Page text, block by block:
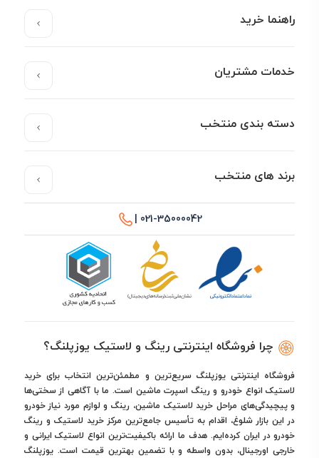
راهنما خرید
خدمات مشتریان
دسته بندی منتخب
برند های منتخب
021-35000042 |
چرا فروشگاه اینترنتی رینگ و لاستیک یوزپلنگ؟
فروشگاه اینترنتی یوزپلنگ سریع‌ترین و مطمئن‌ترین انتخاب برای خرید
لاستیک انواع خودرو و رینگ اسپرت ماشین است. ما با آگاهی از سختی‌ها
و پیچیدگی‌های مراحل خرید لاستیک ماشین، رینگ و لوازم مورد نیاز خودرو
در این بازار شلوغ، اقدام به تأسیس جامع‌ترین مرکز خرید لاستیک و رینگ
خودرو در ایران کرده‌ایم. هدف ما ارائه باکیفیت‌ترین انواع لاستیک ایرانی و
خارجی اورجینال، بدون واسطه و با تضمین بهترین قیمت است. یوزپلنگ